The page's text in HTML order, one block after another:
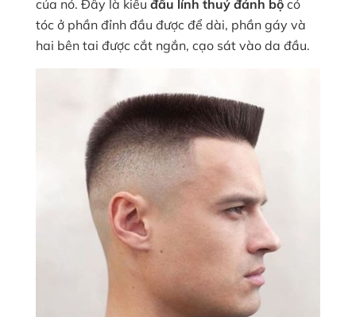
của nó. Đây là kiểu đầu lính thuỷ đánh bộ có
tóc ở phần đỉnh đầu được để dài, phần gáy và
hai bên tai được cắt ngắn, cạo sát vào da đầu.